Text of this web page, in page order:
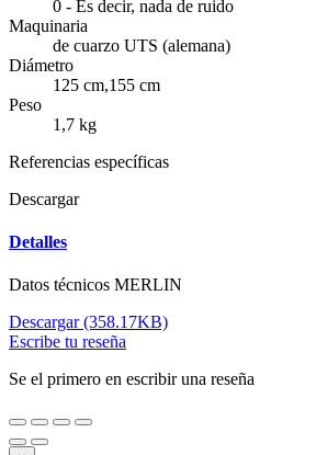
0 - Es decir, nada de ruido
Maquinaria
de cuarzo UTS (alemana)
Diámetro
125 cm,155 cm
Peso
1,7 kg
Referencias específicas
Descargar
Detalles
Datos técnicos MERLIN
Descargar (358.17KB)
Escribe tu reseña
Se el primero en escribir una reseña